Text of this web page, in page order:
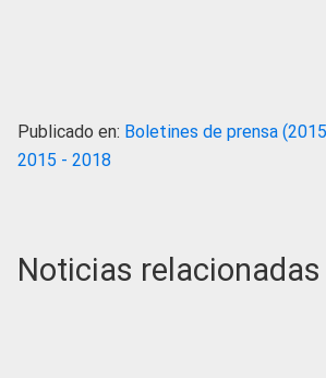
Publicado en: Boletines de prensa
2015 - 2018
Noticias relacionadas